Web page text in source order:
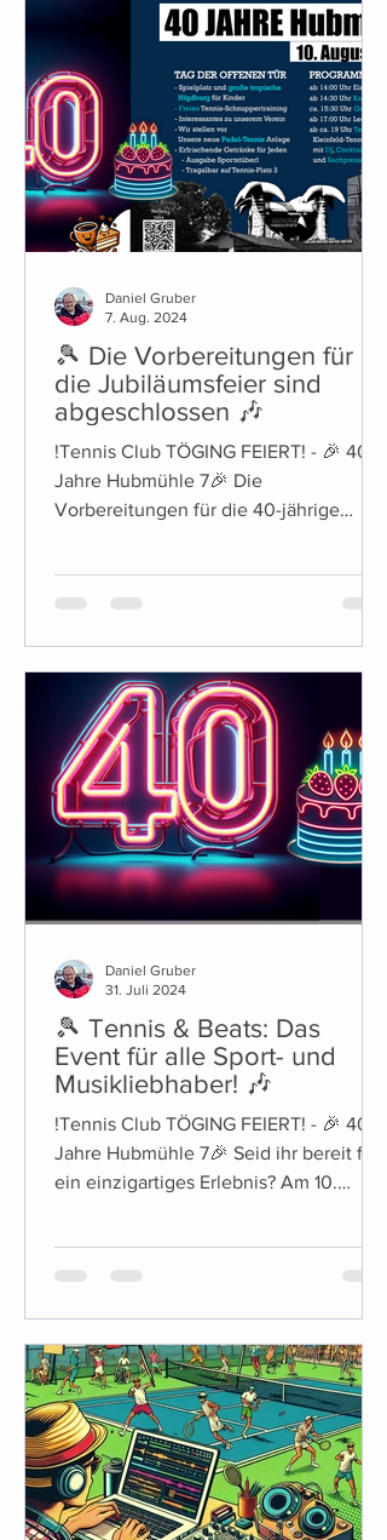
diese Saison stehen einige konkrete
Änderungen an: Es kommt ein neuer
Getränkeautomat. Alkoholische
Getränke sind dabei mit Kinder- und
Jugendsicherung ausgestatte
🎾 Die Vorbereitungen für
die Jubiläumsfeier sind
abgeschlossen 🎶
!Tennis Club TÖGING FEIERT! - 🎉 40
Jahre Hubmühle 7🎉 Die
Vorbereitungen für die 40-jährige
Daniel Gruber
7. Aug. 2024
🎾 Tennis & Beats: Das
Event für alle Sport- und
Musikliebhaber! 🎶
!Tennis Club TÖGING FEIERT! - 🎉 40
Jahre Hubmühle 7🎉 Seid ihr bereit für
ein einzigartiges Erlebnis? Am 10.
Daniel Gruber
31. Juli 2024